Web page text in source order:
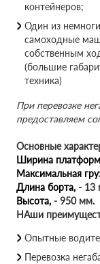
контейнеров;
Один из
самоходные
собственным
(большие
техника)
При перевозке
предоставляем
Основные
Ширина
Максимальная
Длина борта, - 13
Высота, - 950 мм.
НАши
Опытные
Перевозка